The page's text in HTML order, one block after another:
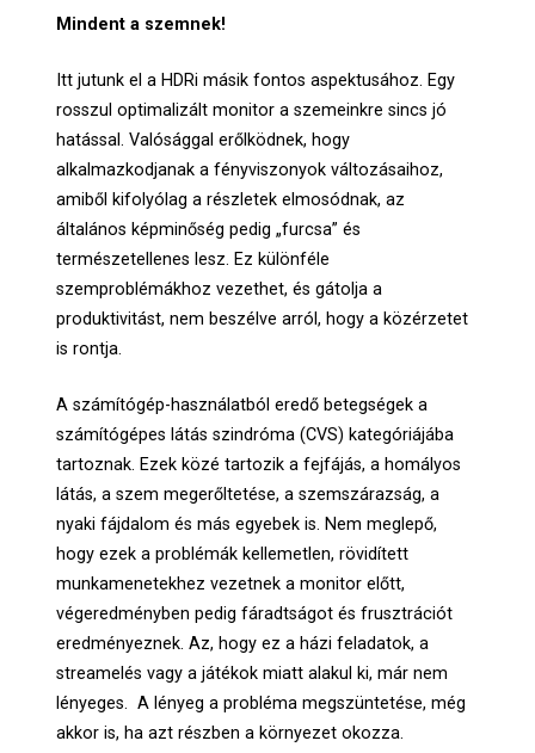
Mindent a szemnek!
Itt jutunk el a HDRi másik fontos aspektusához. Egy
rosszul optimalizált monitor a szemeinkre sincs jó
hatással. Valósággal erőlködnek, hogy
alkalmazkodjanak a fényviszonyok változásaihoz,
amiből kifolyólag a részletek elmosódnak, az
általános képminőség pedig „furcsa” és
természetellenes lesz. Ez különféle
szemproblémákhoz vezethet, és gátolja a
produktivitást, nem beszélve arról, hogy a közérzetet
is rontja.
A számítógép-használatból eredő betegségek a
számítógépes látás szindróma (CVS) kategóriájába
tartoznak. Ezek közé tartozik a fejfájás, a homályos
látás, a szem megerőltetése, a szemszárazság, a
nyaki fájdalom és más egyebek is. Nem meglepő,
hogy ezek a problémák kellemetlen, rövidített
munkamenetekhez vezetnek a monitor előtt,
végeredményben pedig fáradtságot és frusztrációt
eredményeznek. Az, hogy ez a házi feladatok, a
streamelés vagy a játékok miatt alakul ki, már nem
lényeges. A lényeg a probléma megszüntetése, még
akkor is, ha azt részben a környezet okozza.